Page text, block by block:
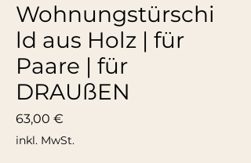
Wohnungstürschi
ld aus Holz | für
Paare | für
DRAUßEN
63,00 €
inkl. MwSt.